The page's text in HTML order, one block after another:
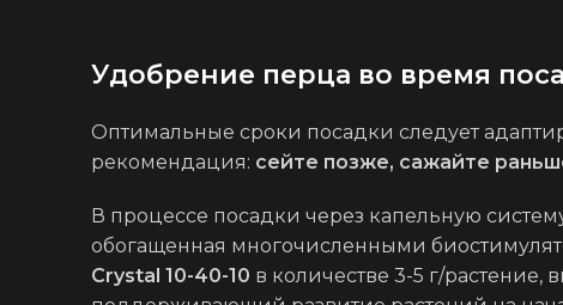
Удобрение перца во время
Оптимальные сроки посадки следует
рекомендация: сейте позже, сажайте
В процессе посадки через капельную
обогащенная многочисленными
Crystal 10-40-10 в количестве 3-5 г/растение,